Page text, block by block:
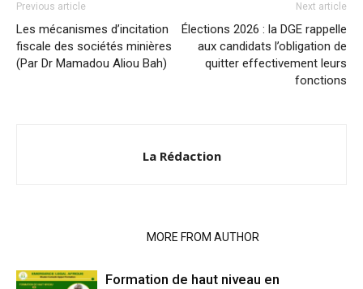
Previous article
Les mécanismes d’incitation
fiscale des sociétés minières
(Par Dr Mamadou Aliou Bah)
Next article
Élections 2026 : la DGE rappelle
aux candidats l’obligation de
quitter effectivement leurs
fonctions
La Rédaction
MORE FROM AUTHOR
Formation de haut niveau en